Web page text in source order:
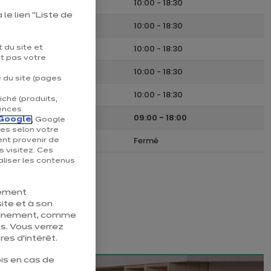
10:00 - 18:30
10:00 - 18:30
Mercredi
10:00 - 18:30
10:00 - 18:30
Vendredi
10:00 - 18:30
Samedi
09:00 - 18:00
Dimanche
Fermé
lien "Liste de
du site et
pas votre
du site (pages
(produits,
, Google
selon votre
provenir de
visitez. Ces
les contenus
et à son
comme
Vous verrez
d’intérêt.
en cas de